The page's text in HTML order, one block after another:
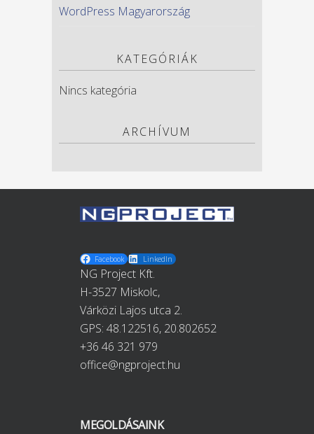
WordPress Magyarország
KATEGÓRIÁK
Nincs kategória
ARCHÍVUM
Facebook LinkedIn
NG Project Kft.
H-3527 Miskolc,
Várközi Lajos utca 2.
GPS: 48.122516, 20.802652
+36 46 321 979
office@ngproject.hu
MEGOLDÁSAINK